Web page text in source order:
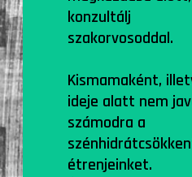
konzultálj
szakorvosoddal.
Kismamaként,
ideje alatt nem
számodra a
étrenjeinket.